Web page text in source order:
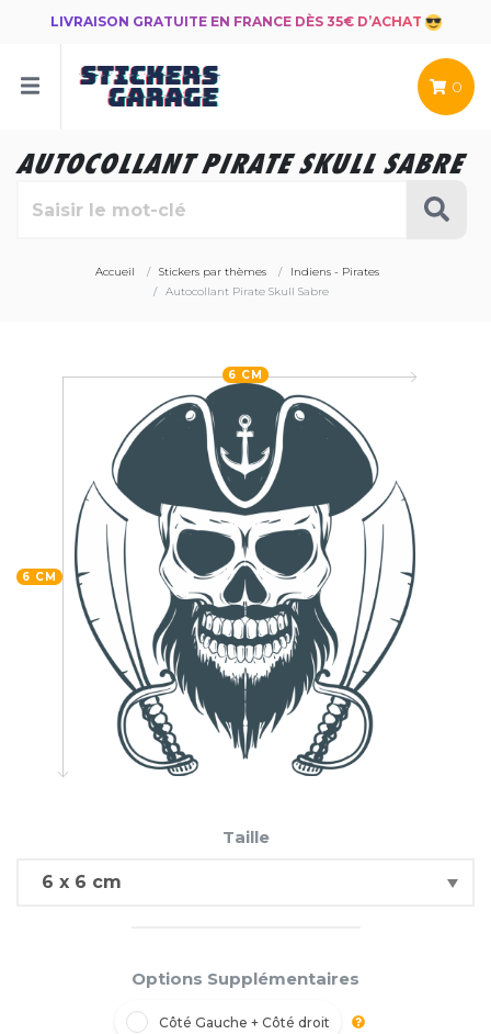
LIVRAISON GRATUITE EN FRANCE DÈS 35€ D’ACHAT
0
AUTOCOLLANT PIRATE SKULL SABRE
Accueil Stickers par thèmes
Indiens - Pirates
Autocollant Pirate Skull Sabre
6 CM
6 CM
Taille
Options Supplémentaires
Côté Gauche + Côté droit